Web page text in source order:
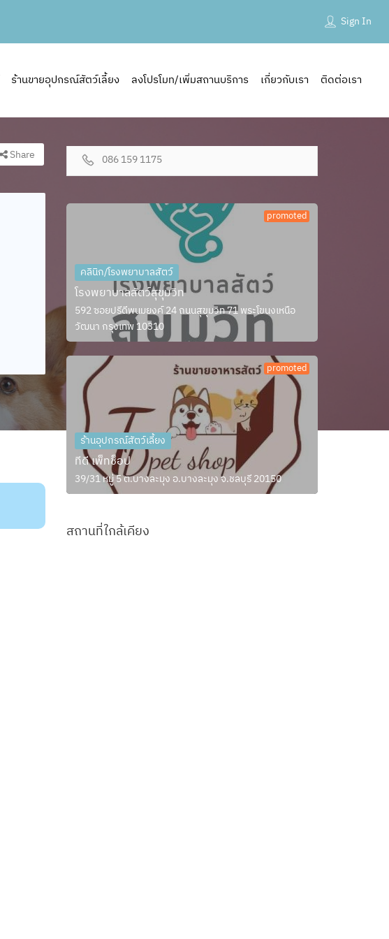
Sign In
ร้านขายอุปกรณ์สัตว์เลี้ยง ลงโปรโมท/เพิ่มสถานบริการ เกี่ยวกับเรา ติดต่อเรา
Share 086 159 1175
promoted
คลินิก/โรงพยาบาลสัตว์
โรงพยาบาลสัตว์สุขุมวิท
592 ซอยปรีดีพนมยงค์ 24 ถนนสุขุมวิท 71 พระโขนงเหนือ
วัฒนา กรุงเทพ 10310
promoted
ร้านอุปกรณ์สัตว์เลี้ยง
ทีดี เพ็ทช็อป
39/31 หมู่ 5 ต.บางละมุง อ.บางละมุง จ.ชลบุรี 20150
สถานที่ใกล้เคียง